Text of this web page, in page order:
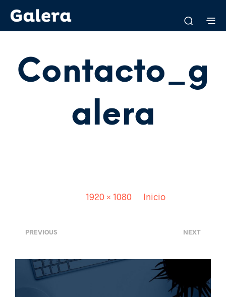
Contacto_g
Alera
1920 × 1080in Inicio
PREVIOUS NEXT